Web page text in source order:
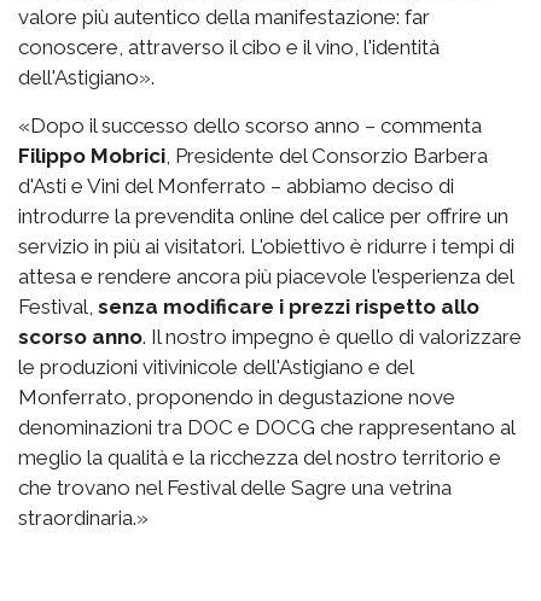
valore più autentico della manifestazione: far
conoscere, attraverso il cibo e il vino, l'identità
dell'Astigiano».
«Dopo il successo dello scorso anno – commenta
Filippo Mobrici , Presidente del Consorzio Barbera
d'Asti e Vini del Monferrato – abbiamo deciso di
introdurre la prevendita online del calice per offrire un
servizio in più ai visitatori. L'obiettivo è ridurre i tempi di
attesa e rendere ancora più piacevole l'esperienza del
Festival, senza modificare i prezzi rispetto allo
scorso anno. Il nostro impegno è quello di valorizzare
le produzioni vitivinicole dell'Astigiano e del
Monferrato, proponendo in degustazione nove
denominazioni tra DOC e DOCG che rappresentano al
meglio la qualità e la ricchezza del nostro territorio e
che trovano nel Festival delle Sagre una vetrina
straordinaria.»